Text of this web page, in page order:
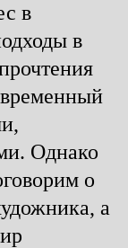
в
в
Однако
о
а